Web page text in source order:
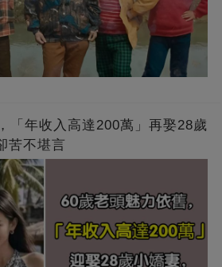
「年收入高達200萬」再娶28歲
苦不堪言